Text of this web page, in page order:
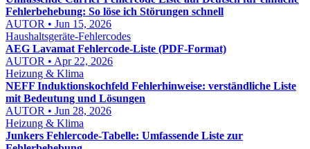
Fehlerbehebung: So löse ich Störungen schnell
AUTOR • Jun 15, 2026
Haushaltsgeräte-Fehlercodes
AEG Lavamat Fehlercode-Liste (PDF-Format)
AUTOR • Apr 22, 2026
Heizung & Klima
NEFF Induktionskochfeld Fehlerhinweise: verständliche Liste
mit Bedeutung und Lösungen
AUTOR • Jun 28, 2026
Heizung & Klima
Junkers Fehlercode-Tabelle: Umfassende Liste zur